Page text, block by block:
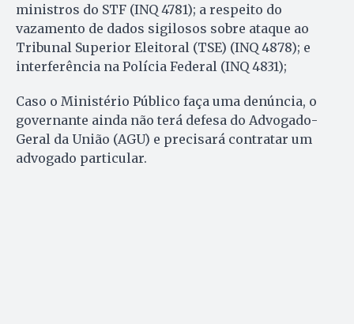
ministros do STF (INQ 4781); a respeito do
vazamento de dados sigilosos sobre ataque ao
Tribunal Superior Eleitoral (TSE) (INQ 4878); e
interferência na Polícia Federal (INQ 4831);
Caso o Ministério Público faça uma denúncia, o
governante ainda não terá defesa do Advogado-
Geral da União (AGU) e precisará contratar um
advogado particular.